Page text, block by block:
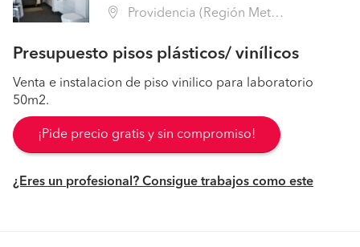
Providencia (Región Metropolitana - Santiago)
Presupuesto pisos plásticos/ vinílicos
Venta e instalacion de piso vinilico para laboratorio
50m2.
¡Pide precio gratis y sin compromiso!
¿Eres un profesional? Consigue trabajos como este